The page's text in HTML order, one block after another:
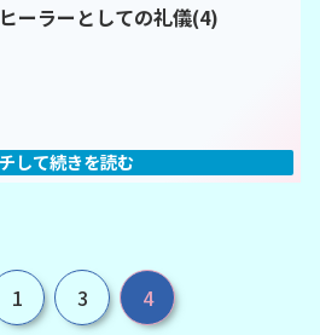
ヒーラーとしての礼儀(4)
1 3 4